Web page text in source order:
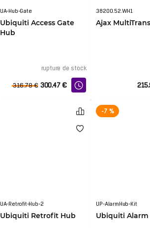
UA-Hub-Gate
Ubiquiti Access Gate
Hub
rupture de stock
316.78 € 300.47 €
38200.52.WH1
Ajax
UA-Retrofit-Hub-2
Ubiquiti Retrofit Hub
-7 %
UP-AlarmHub-Kit
Ubiquiti